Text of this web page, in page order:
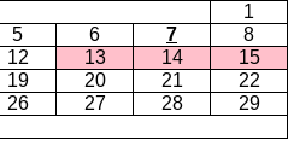
1
5 6 7
8
12 13 14
15
19 20 21
22
26 27 28
29